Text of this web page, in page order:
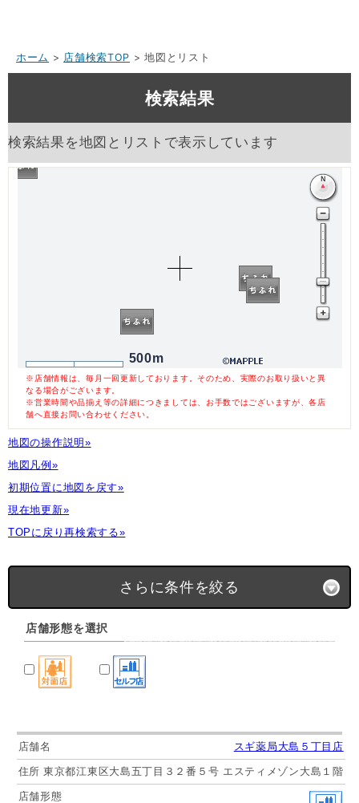
ホーム > 店舗検索TOP > 地図とリスト
検索結果
検索結果を地図とリストで表示しています
500m
※店舗情報は、毎月一回更新しております。そのため、実際のお取り扱いと異
なる場合がございます。
※営業時間や品揃え等の詳細につきましては、お手数ではございますが、各店
舗へ直接お問い合わせください。
地図の操作説明»
地図凡例»
初期位置に地図を戻す»
現在地更新»
TOPに戻り再検索する»
さらに条件を絞る
店舗形態を選択
スギ薬局大島５丁目店
東京都江東区大島五丁目３２番５号 エスティメゾン大島１階